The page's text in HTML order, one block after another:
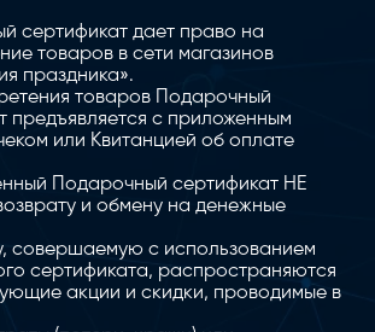
сертификат дает право на
товаров в сети магазинов
праздника».
товаров Подарочный
предъявляется с приложенным
или Квитанцией об оплате
Подарочный сертификат НЕ
и обмену на денежные
совершаемую с использованием
сертификата, распространяются
акции и скидки, проводимые в